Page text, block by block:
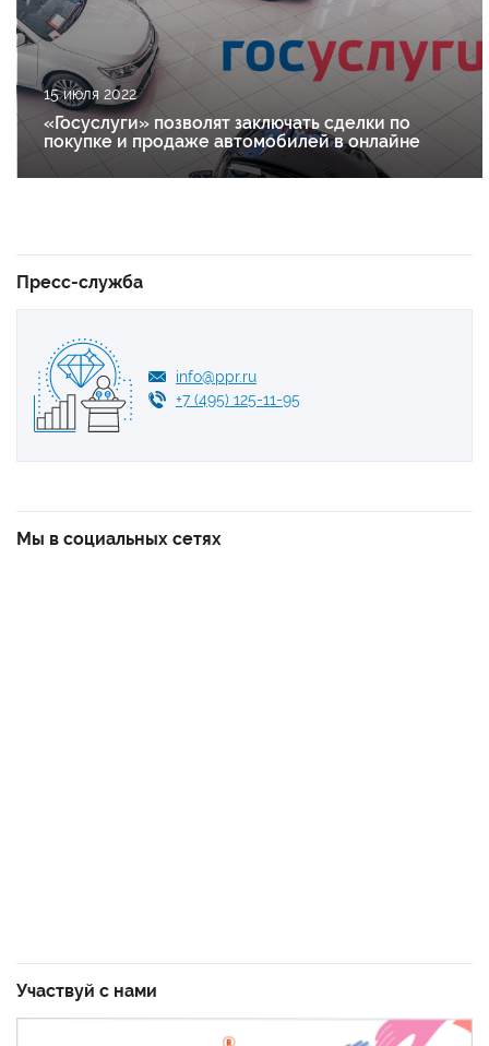
15 июля 2022
«Госуслуги» позволят заключать сделки по
покупке и продаже автомобилей в онлайне
Пресс-служба
info@ppr.ru
+7 (495) 125-11-95
Мы в социальных сетях
Участвуй с нами